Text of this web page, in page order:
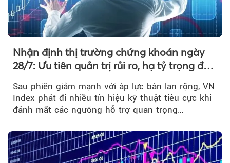
Nhận định thị trường chứng khoán ngày
28/7: Ưu tiên quản trị rủi ro, hạ tỷ trọng đòn
Sau phiên giảm mạnh với áp lực bán lan rộng, VN
Index phát đi nhiều tín hiệu kỹ thuật tiêu cực khi
đánh mất các ngưỡng hỗ trợ quan trọng…